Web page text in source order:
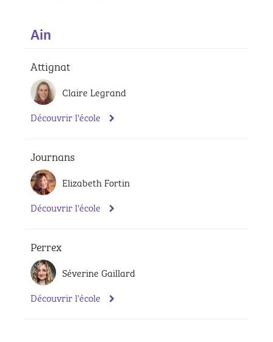
Ain
Attignat
Claire Legrand
Découvrir l'école
Journans
Elizabeth Fortin
Découvrir l'école
Perrex
Séverine Gaillard
Découvrir l'école